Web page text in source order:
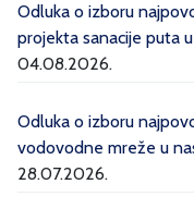
Odluka o izboru
projekta sanacije puta
04.08.2026.
Odluka o izboru
vodovodne mreže u
28.07.2026.